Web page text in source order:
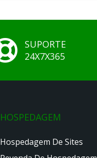
SUPORTE
24X7X365
HOSPEDAGEM
Hospedagem De Sites